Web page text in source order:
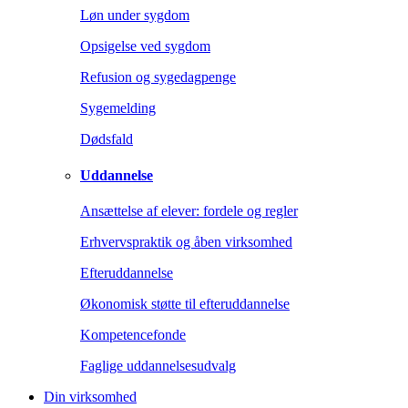
Løn under sygdom
Opsigelse ved sygdom
Refusion og sygedagpenge
Sygemelding
Dødsfald
Uddannelse
Ansættelse af elever: fordele og regler
Erhvervspraktik og åben virksomhed
Efteruddannelse
Økonomisk støtte til efteruddannelse
Kompetencefonde
Faglige uddannelsesudvalg
Din virksomhed